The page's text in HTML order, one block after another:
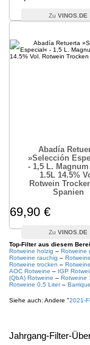
VINOS.DE
Abadía
»Selección
- 1,5 L. Magnum
1.5L 14.5%
Rotwein
Spanien
69,90 €
VINOS.DE
Top-Filter aus diesem
Rotweine holzig – Rotweine
Rotweine rauchig –
Rotweine trocken –
AOC Rotweine – IGP
(QbA) Rotweine – Rotweine
Rotweine 0,5 Liter–
Siehe auch: Andere "2021-
Jahrgang-Filter-